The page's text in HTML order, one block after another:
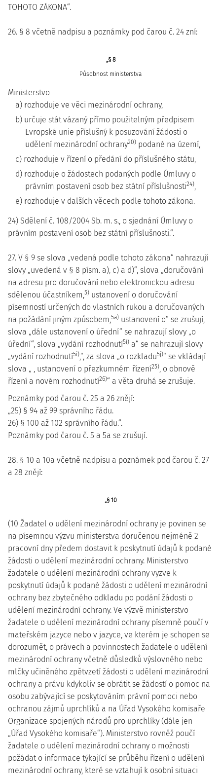
TOHOTO ZÁKONA“.
26. § 8 včetně nadpisu a poznámky pod čarou č. 24 zní:
„§ 8
Působnost ministerstva
Ministerstvo
a) rozhoduje ve věci mezinárodní ochrany,
b) určuje stát vázaný přímo použitelným předpisem
Evropské unie příslušný k posuzování žádosti o
udělení mezinárodní ochrany20) podané na území,
c) rozhoduje v řízení o předání do příslušného státu,
d) rozhoduje o žádostech podaných podle Úmluvy o
právním postavení osob bez státní příslušnosti24),
e) rozhoduje v dalších věcech podle tohoto zákona.
24) Sdělení č. 108/2004 Sb. m. s., o sjednání Úmluvy o
právním postavení osob bez státní příslušnosti.“.
27. V § 9 se slova „vedená podle tohoto zákona“ nahrazují
slovy „uvedená v § 8 písm. a), c) a d)“, slova „doručování
na adresu pro doručování nebo elektronickou adresu
sdělenou účastníkem,5) ustanovení o doručování
písemností určených do vlastních rukou a doručovaných
na požádání jiným způsobem,5a) ustanovení o“ se zrušují,
slova „dále ustanovení o úřední“ se nahrazují slovy „o
úřední“, slova „vydání rozhodnutí5i) a“ se nahrazují slovy
„vydání rozhodnutí5i),“, za slova „o rozkladu5j)“ se vkládají
slova „ , ustanovení o přezkumném řízení25), o obnově
řízení a novém rozhodnutí26)“ a věta druhá se zrušuje.
Poznámky pod čarou č. 25 a 26 znějí:
„25) § 94 až 99 správního řádu.
26) § 100 až 102 správního řádu.“.
Poznámky pod čarou č. 5 a 5a se zrušují.
28. § 10 a 10a včetně nadpisu a poznámek pod čarou č. 27
a 28 znějí:
„§ 10
(10 Žadatel o udělení mezinárodní ochrany je povinen se
na písemnou výzvu ministerstva doručenou nejméně 2
pracovní dny předem dostavit k poskytnutí údajů k podané
žádosti o udělení mezinárodní ochrany. Ministerstvo
žadatele o udělení mezinárodní ochrany vyzve k
poskytnutí údajů k podané žádosti o udělení mezinárodní
ochrany bez zbytečného odkladu po podání žádosti o
udělení mezinárodní ochrany. Ve výzvě ministerstvo
žadatele o udělení mezinárodní ochrany písemně poučí v
mateřském jazyce nebo v jazyce, ve kterém je schopen se
dorozumět, o právech a povinnostech žadatele o udělení
mezinárodní ochrany včetně důsledků výslovného nebo
mlčky učiněného zpětvzetí žádosti o udělení mezinárodní
ochrany a právu kdykoliv se obrátit se žádostí o pomoc na
osobu zabývající se poskytováním právní pomoci nebo
ochranou zájmů uprchlíků a na Úřad Vysokého komisaře
Organizace spojených národů pro uprchlíky (dále jen
„Úřad Vysokého komisaře“). Ministerstvo rovněž poučí
žadatele o udělení mezinárodní ochrany o možnosti
požádat o informace týkající se průběhu řízení o udělení
mezinárodní ochrany, které se vztahují k osobní situaci